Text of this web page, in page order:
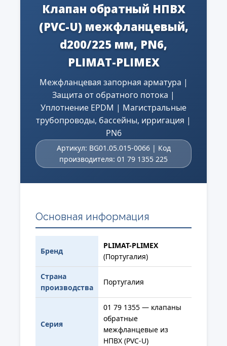
Клапан обратный НПВХ
(PVC-U) межфланцевый,
d200/225 мм, PN6,
PLIMAT-PLIMEX
Межфланцевая запорная арматура |
Защита от обратного потока |
Уплотнение EPDM | Магистральные
трубопроводы, бассейны, ирригация |
PN6
Артикул: BG01.05.015-0066 | Код
производителя: 01 79 1355 225
Основная информация
Бренд
PLIMAT-PLIMEX
(Португалия)
Страна
производства
Португалия
Серия
01 79 1355 — клапаны
обратные
межфланцевые из
НПВХ (PVC-U)